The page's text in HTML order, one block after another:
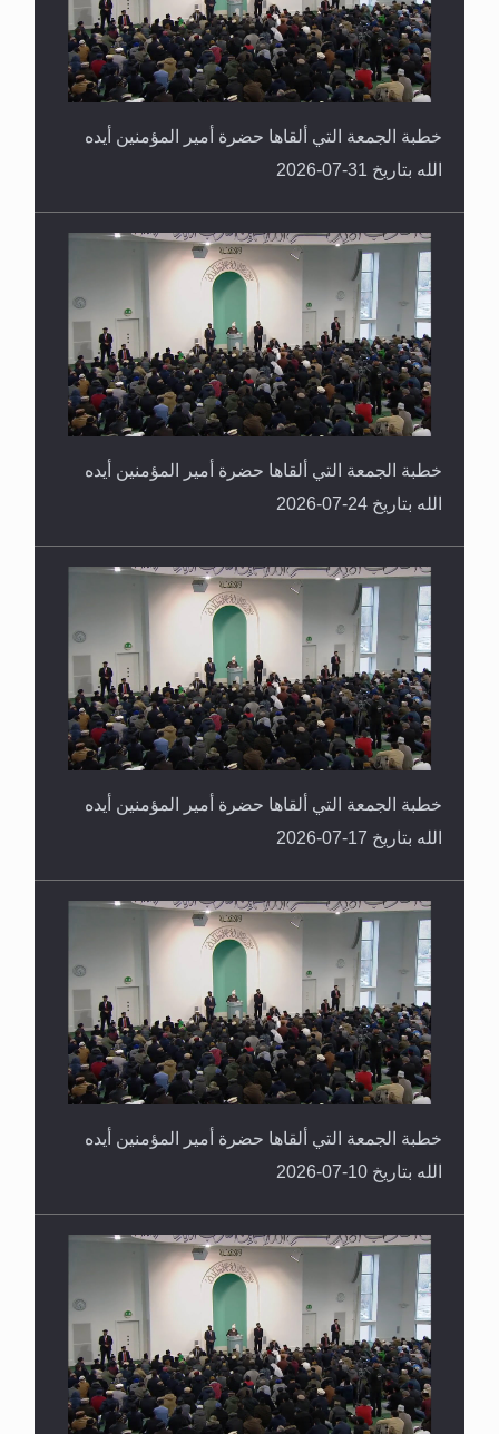
خطبة الجمعة التي ألقاها حضرة أمير المؤمنين أيده
الله بتاريخ 31-07-2026
خطبة الجمعة التي ألقاها حضرة أمير المؤمنين أيده
الله بتاريخ 24-07-2026
خطبة الجمعة التي ألقاها حضرة أمير المؤمنين أيده
الله بتاريخ 17-07-2026
خطبة الجمعة التي ألقاها حضرة أمير المؤمنين أيده
الله بتاريخ 10-07-2026